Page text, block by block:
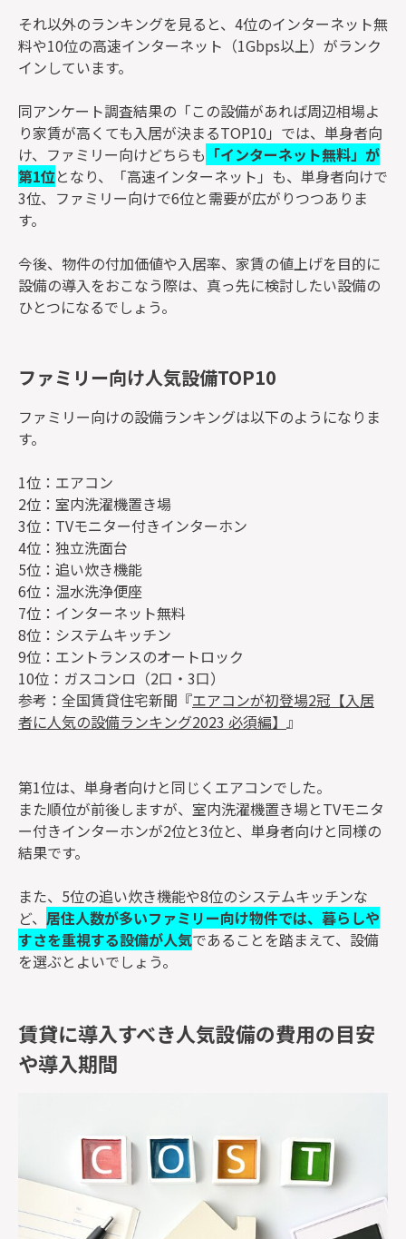
それ以外のランキングを見ると、4位のインターネット無
料や10位の高速インターネット（1Gbps以上）がランク
インしています。
同アンケート調査結果の「この設備があれば周辺相場よ
り家賃が高くても入居が決まるTOP10」では、単身者向
け、ファミリー向けどちらも 「インターネット無料」が
第1位となり、「高速インターネット」も、単身者向けで
3位、ファミリー向けで6位と需要が広がりつつありま
す。
今後、物件の付加価値や入居率、家賃の値上げを目的に
設備の導入をおこなう際は、真っ先に検討したい設備の
ひとつになるでしょう。
ファミリー向け人気設備TOP10
ファミリー向けの設備ランキングは以下のようになりま
す。
1位：エアコン
2位：室内洗濯機置き場
3位：TVモニター付きインターホン
4位：独立洗面台
5位：追い炊き機能
6位：温水洗浄便座
7位：インターネット無料
8位：システムキッチン
9位：エントランスのオートロック
10位：ガスコンロ（2口・3口）
参考：全国賃貸住宅新聞『エアコンが初登場2冠【入居
者に人気の設備ランキング2023 必須編】 』
第1位は、単身者向けと同じくエアコンでした。
また順位が前後しますが、室内洗濯機置き場とTVモニタ
ー付きインターホンが2位と3位と、単身者向けと同様の
結果です。
また、5位の追い炊き機能や8位のシステムキッチンな
ど、 居住人数が多いファミリー向け物件では、暮らしや
すさを重視する設備が人気であることを踏まえて、設備
を選ぶとよいでしょう。
賃貸に導入すべき人気設備の費用の目安
や導入期間